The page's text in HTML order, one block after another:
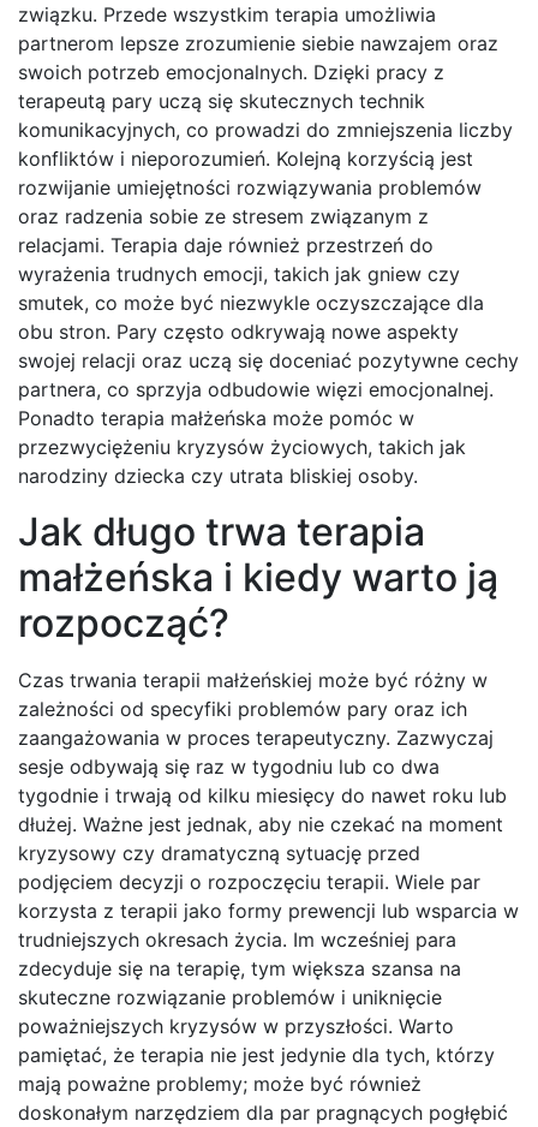
związku. Przede wszystkim terapia umożliwia
partnerom lepsze zrozumienie siebie nawzajem oraz
swoich potrzeb emocjonalnych. Dzięki pracy z
terapeutą pary uczą się skutecznych technik
komunikacyjnych, co prowadzi do zmniejszenia liczby
konfliktów i nieporozumień. Kolejną korzyścią jest
rozwijanie umiejętności rozwiązywania problemów
oraz radzenia sobie ze stresem związanym z
relacjami. Terapia daje również przestrzeń do
wyrażenia trudnych emocji, takich jak gniew czy
smutek, co może być niezwykle oczyszczające dla
obu stron. Pary często odkrywają nowe aspekty
swojej relacji oraz uczą się doceniać pozytywne cechy
partnera, co sprzyja odbudowie więzi emocjonalnej.
Ponadto terapia małżeńska może pomóc w
przezwyciężeniu kryzysów życiowych, takich jak
narodziny dziecka czy utrata bliskiej osoby.
Jak długo trwa terapia
małżeńska i kiedy warto ją
rozpocząć?
Czas trwania terapii małżeńskiej może być różny w
zależności od specyfiki problemów pary oraz ich
zaangażowania w proces terapeutyczny. Zazwyczaj
sesje odbywają się raz w tygodniu lub co dwa
tygodnie i trwają od kilku miesięcy do nawet roku lub
dłużej. Ważne jest jednak, aby nie czekać na moment
kryzysowy czy dramatyczną sytuację przed
podjęciem decyzji o rozpoczęciu terapii. Wiele par
korzysta z terapii jako formy prewencji lub wsparcia w
trudniejszych okresach życia. Im wcześniej para
zdecyduje się na terapię, tym większa szansa na
skuteczne rozwiązanie problemów i uniknięcie
poważniejszych kryzysów w przyszłości. Warto
pamiętać, że terapia nie jest jedynie dla tych, którzy
mają poważne problemy; może być również
doskonałym narzędziem dla par pragnących pogłębić